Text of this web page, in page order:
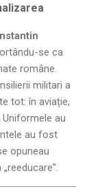
se ca
române.
militari a
tot: în aviație,
au
au fost
opuneau